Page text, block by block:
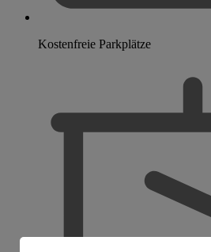
Kostenfreie Parkplätze